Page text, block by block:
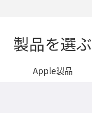
製品を選ぶ
Apple製品